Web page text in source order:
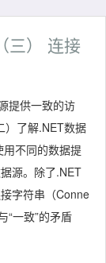
三） 连接
提供一致的访
）了解.NET数据
不同的数据提
源。除了.NET
字符串（Conne
“一致”的矛盾